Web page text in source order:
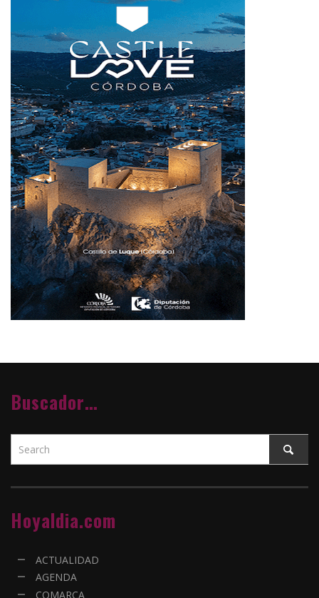
Buscador…
Hoyaldia.com
ACTUALIDAD
AGENDA
COMARCA